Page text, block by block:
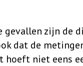
gevallen zijn de
dat de
hoeft niet eens